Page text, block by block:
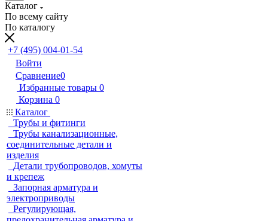
Каталог
По всему сайту
По каталогу
+7 (495) 004-01-54
Войти
Сравнение0
Избранные товары 0
Корзина 0
Каталог
Трубы и фитинги
Трубы канализационные,
соединительные детали и
изделия
Детали трубопроводов, хомуты
и крепеж
Запорная арматура и
электроприводы
Регулирующая,